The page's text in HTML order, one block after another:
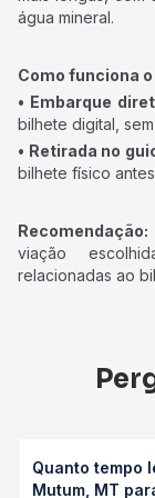
água mineral.
Como funciona
• Embarque
bilhete digital,
• Retirada no
bilhete físico
Recomendação:
viação
relacionadas ao
Quanto tempo
Mutum, MT